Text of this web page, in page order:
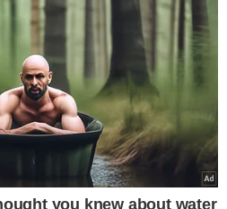
Operação no PI, CE e GO
mira grupo criminoso e
bloqueia mais de R$ 18
milhões em bens